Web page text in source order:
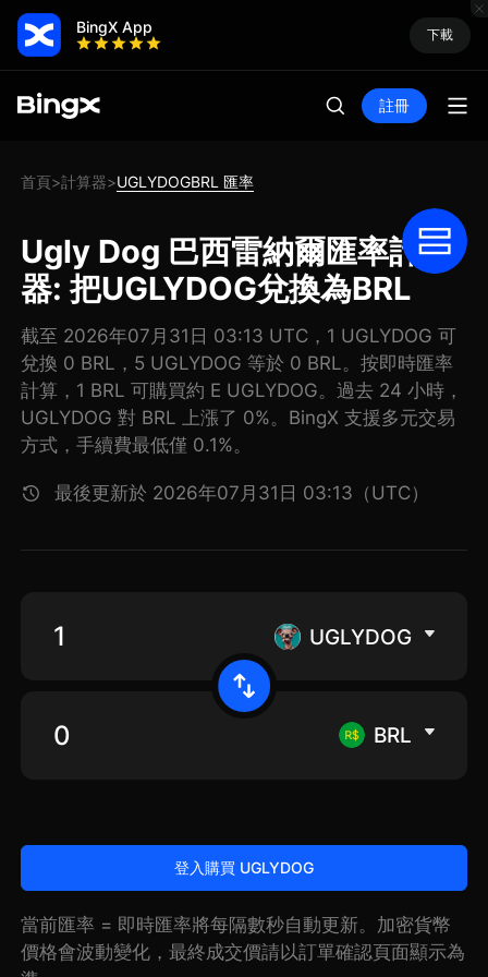
BingX App 下載
註冊
首頁>計算器>UGLYDOGBRL 匯率
Ugly Dog 巴西雷納爾匯率計算
器: 把UGLYDOG兌換為BRL
截至 2026年07月31日 03:13 UTC，1 UGLYDOG 可
兌換 0 BRL，5 UGLYDOG 等於 0 BRL。按即時匯率
計算，1 BRL 可購買約 E UGLYDOG。過去 24 小時，
UGLYDOG 對 BRL 上漲了 0%。BingX 支援多元交易
方式，手續費最低僅 0.1%。
最後更新於 2026年07月31日 03:13（UTC）
UGLYDOG
BRL
登入購買 UGLYDOG
當前匯率 = 即時匯率將每隔數秒自動更新。加密貨幣
價格會波動變化，最終成交價請以訂單確認頁面顯示為